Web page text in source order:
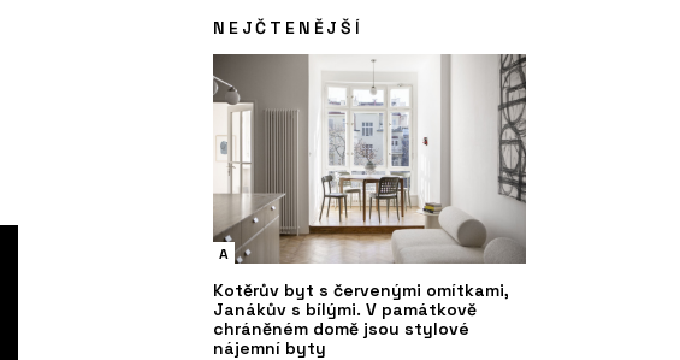
NEJČTENĚJŠÍ
A
Kotěrův byt s červenými omítkami,
Janákův s bílými. V památkově
chráněném domě jsou stylové
nájemní byty